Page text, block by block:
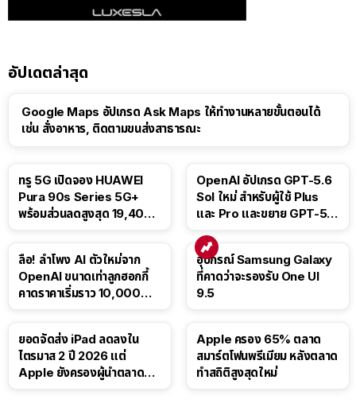
อัปเดตล่าสุด
Google Maps อัปเกรด Ask Maps ให้ทำงานหลายขั้นตอนได้
เช่น สั่งอาหาร, ติดตามขนส่งสาธารณะ
ทรู 5G เปิดจอง HUAWEI
Pura 90s Series 5G+
พร้อมส่วนลดสูงสุด 19,400
OpenAI อัปเกรด GPT-5.6
Sol ใหม่ สำหรับผู้ใช้ Plus
และ Pro และขยาย GPT-5.6
ลือ! ลำโพง AI ตัวใหม่จาก
OpenAI ขนาดเท่าลูกฮอกกี้
คาดราคาเริ่มราว 10,000
อุปกรณ์ Samsung Galaxy
ที่คาดว่าจะรองรับ One UI
9.5
ยอดจัดส่ง iPad ลดลงใน
ไตรมาส 2 ปี 2026 แต่
Apple ยังครองผู้นำตลาด
Apple ครอง 65% ตลาด
สมาร์ตโฟนพรีเมียม หลังตลาด
ทำสถิติสูงสุดใหม่